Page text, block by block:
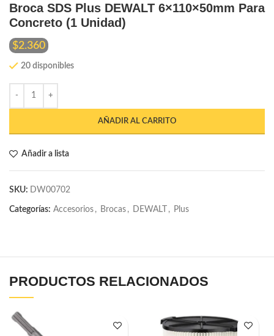
Broca SDS Plus DEWALT 6×110×50mm Para
Concreto (1 Unidad)
$2.360
20 disponibles
AÑADIR AL CARRITO
Añadir a lista
SKU: DW00702
Categorías: Accesorios , Brocas , DEWALT , Plus
PRODUCTOS RELACIONADOS